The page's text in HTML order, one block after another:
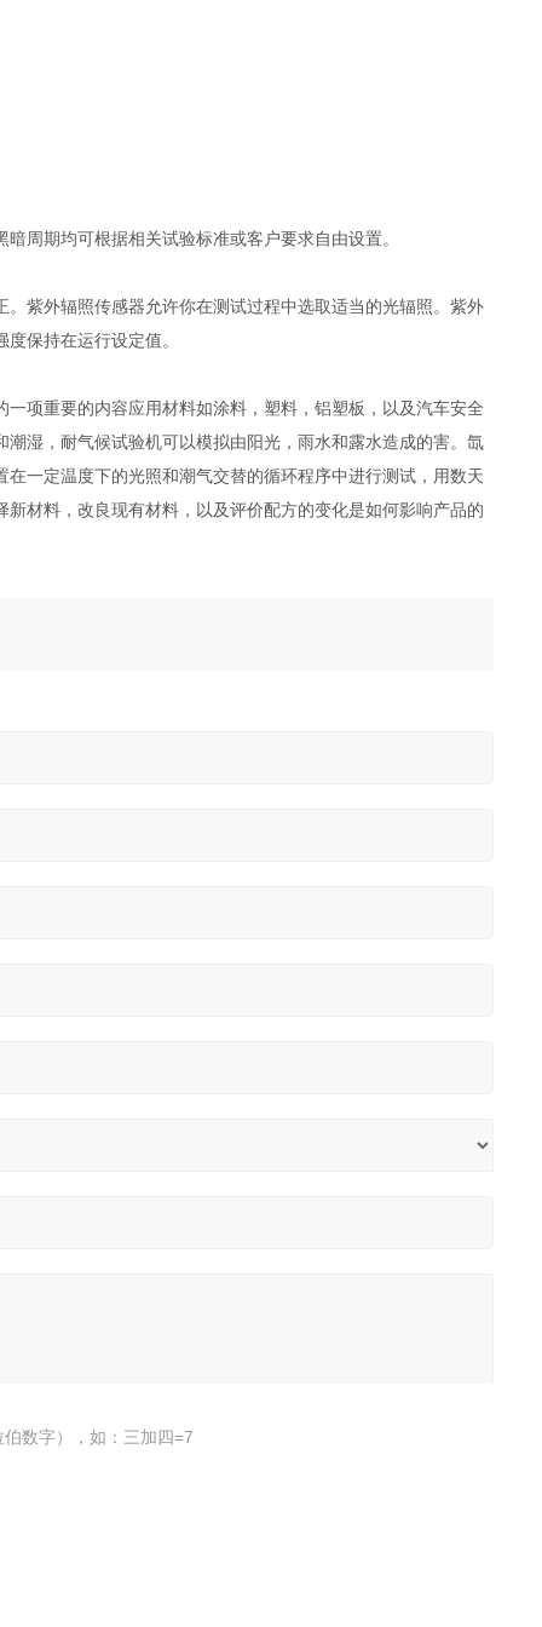
周期均可根据相关试验标准或客户要求自由设置。
紫外辐照传感器允许你在测试过程中选取适当的光辐照。紫外
保持在运行设定值。
项重要的内容应用材料如涂料，塑料，铝塑板，以及汽车安全
湿，耐气候试验机可以模拟由阳光，雨水和露水造成的害。氙
一定温度下的光照和潮气交替的循环程序中进行测试，用数天
材料，改良现有材料，以及评价配方的变化是如何影响产品的
数字），如：三加四=7